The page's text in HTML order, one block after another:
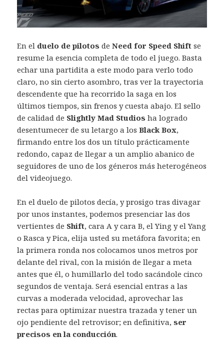
En el duelo de pilotos deNeed for Speed Shift se
resume la esencia completa de todo el juego. Basta
echar una partidita a este modo para verlo todo
claro, no sin cierto asombro, tras ver la trayectoria
descendente que ha recorrido la saga en los
últimos tiempos, sin frenos y cuesta abajo. El sello
de calidad de Slightly Mad Studios ha logrado
desentumecer de su letargo a losBlack Box,
firmando entre los dos un título prácticamente
redondo, capaz de llegar a un amplio abanico de
seguidores de uno de los géneros más heterogéneos
del videojuego.
En el duelo de pilotos decía, y prosigo tras divagar
por unos instantes, podemos presenciar las dos
vertientes de Shift, cara A y cara B, el Ying y el Yang
o Rasca y Pica, elija usted su metáfora favorita; en
la primera ronda nos colocamos unos metros por
delante del rival, con la misión de llegar a meta
antes que él, o humillarlo del todo sacándole cinco
segundos de ventaja. Será esencial entras a las
curvas a moderada velocidad, aprovechar las
rectas para optimizar nuestra trazada y tener un
ojo pendiente del retrovisor; en definitiva,ser
precisos en la conducción.